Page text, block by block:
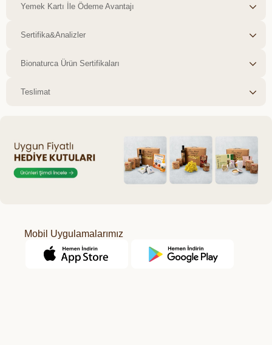
Yemek Kartı İle Ödeme Avantajı
Sertifika&Analizler
Bionaturca Ürün Sertifikaları
Teslimat
Mobil Uygulamalarımız